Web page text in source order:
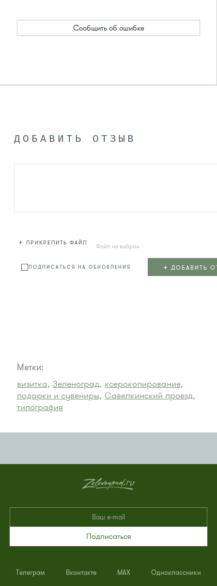
Сообщить об ошибке
ДОБАВИТЬ ОТЗЫВ
+ ПРИКРЕПИТЬ ФАЙЛ Файл не выбран
ПОДПИСАТЬСЯ НА ОБНОВЛЕНИЯ + ДОБАВИТЬ
Метки:
визитка, Зеленоград, ксерокопирование,
подарки и сувениры, Савелкинский проезд,
типография
Подписаться
Телеграм Вконтакте MAX Одноклассники